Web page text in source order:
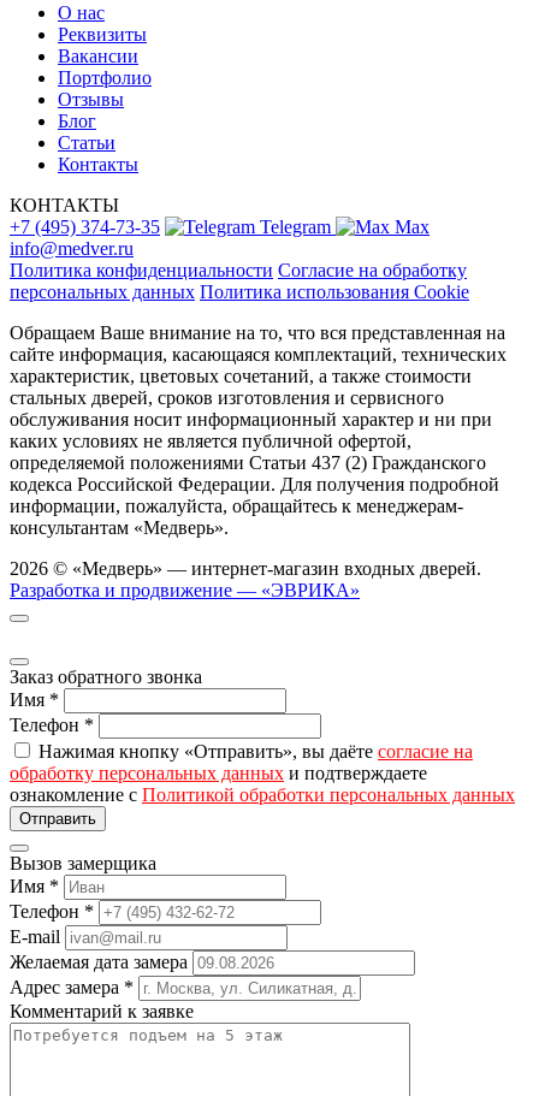
О нас
Реквизиты
Вакансии
Портфолио
Отзывы
Блог
Статьи
Контакты
КОНТАКТЫ
+7 (495) 374-73-35
Telegram
Max
info@medver.ru
Политика конфиденциальности Согласие на обработку
персональных данных Политика использования Cookie
Обращаем Ваше внимание на то, что вся представленная на
сайте информация, касающаяся комплектаций, технических
характеристик, цветовых сочетаний, а также стоимости
стальных дверей, сроков изготовления и сервисного
обслуживания носит информационный характер и ни при
каких условиях не является публичной офертой,
определяемой положениями Статьи 437 (2) Гражданского
кодекса Российской Федерации. Для получения подробной
информации, пожалуйста, обращайтесь к менеджерам-
консультантам «Медверь».
2026 © «Медверь» — интернет-магазин входных дверей.
Разработка и продвижение — «ЭВРИКА»
Заказ обратного звонка
Имя *
Телефон *
Нажимая кнопку «Отправить», вы даёте согласие на
обработку персональных данных и подтверждаете
ознакомление с Политикой обработки персональных данных
Вызов замерщика
Имя *
Телефон *
E-mail
Желаемая дата замера
Адрес замера *
Комментарий к заявке